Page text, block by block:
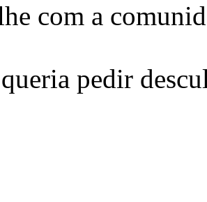
com a
pedir